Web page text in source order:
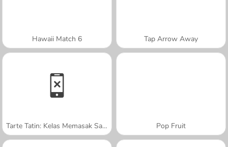
Hawaii Match 6 Tap Arrow Away
Tarte Tatin: Kelas Memasak Sara Pop Fruit